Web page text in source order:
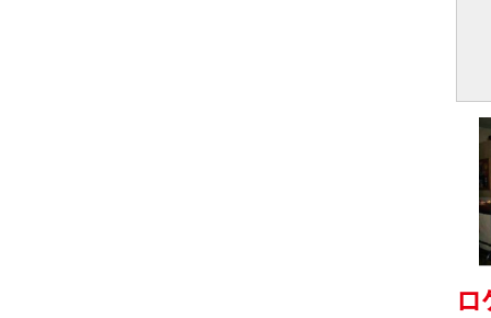
ロ